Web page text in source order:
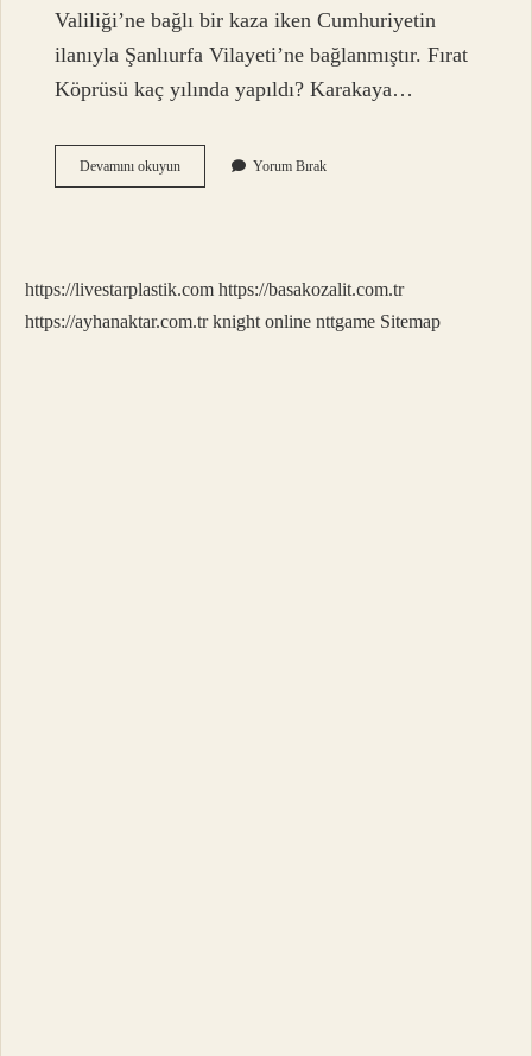
Valiliği’ne bağlı bir kaza iken Cumhuriyetin
ilanıyla Şanlıurfa Vilayeti’ne bağlanmıştır. Fırat
Köprüsü kaç yılında yapıldı? Karakaya…
Devamını okuyunBirecik
Tüneli
Yorum Bırak
https://livestarplastik.com https://basakozalit.com.tr
https://ayhanaktar.com.tr knight online nttgame Sitemap